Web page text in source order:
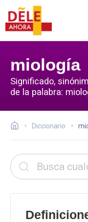
miología
Significado,
de la palabra:
Diccionario